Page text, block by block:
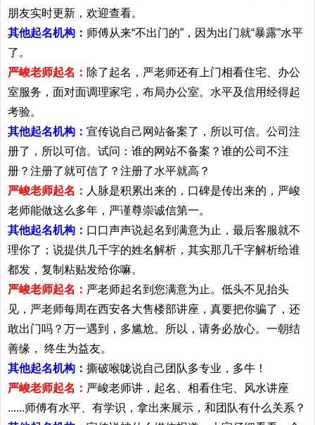
朋友实时更新，欢迎查看。
其他起名机构： 师傅从来“不出门的”，因为出门就“暴露”水平
了。
严峻老师起名： 除了起名，严老师还有上门相看住宅、办公
室服务，面对面调理家宅，布局办公室。水平及信用经得起
考验。
其他起名机构： 宣传说自己网站备案了，所以可信。公司注
册了，所以可信。试问：谁的网站不备案？谁的公司不注
册？注册了就可信了？注册了水平就高？
严峻老师起名： 人脉是积累出来的，口碑是传出来的，严峻
老师能做这么多年，严谨尊崇诚信第一。
其他起名机构： 口口声声说起名到满意为止，最后客服就不
理你了；说提供几千字的姓名解析，其实那几千字解析给谁
都发，复制粘贴发给你嘛。
严峻老师起名： 严老师起名到您满意为止。低头不见抬头
见，严老师每周在西安各大售楼部讲座，真要把你骗了，还
敢出门吗？万一遇到，多尴尬。所以，请务必放心。一朝结
善缘， 终生为益友。
其他起名机构： 撕破喉咙说自己团队多专业，多牛！
严峻老师起名： 严峻老师讲，起名、相看住宅、风水讲座
......师傅有水平、有学识，拿出来展示，和团队有什么关系？